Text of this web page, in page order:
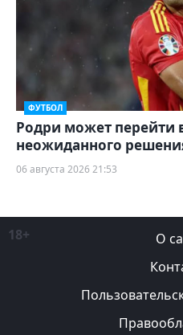
ФУТБОЛ
Родри может перейти
неожиданного
06 августа 2026 21:53
18+
О